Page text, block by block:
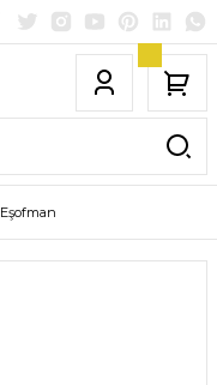
Eşofman